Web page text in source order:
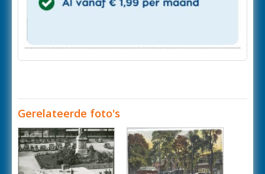
Gerelateerde foto's